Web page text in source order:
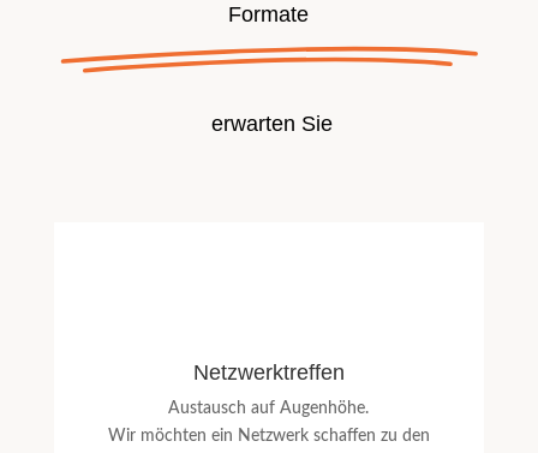
Formate
erwarten Sie
Netzwerktreffen
Austausch auf Augenhöhe.
Wir möchten ein Netzwerk schaffen zu den